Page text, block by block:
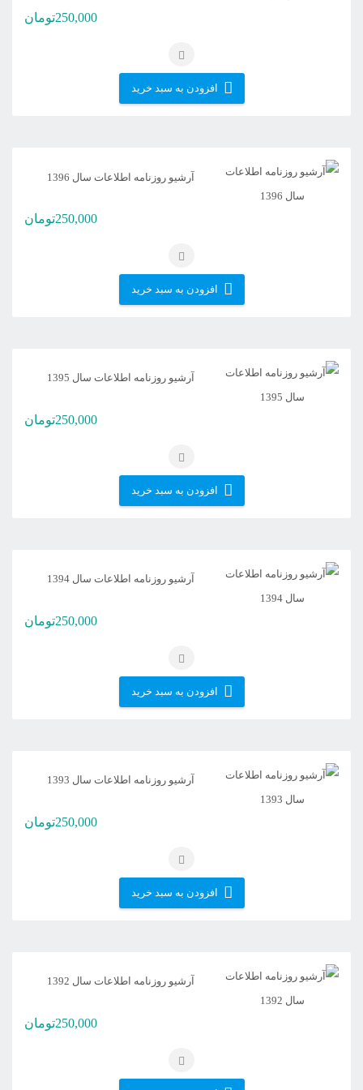
250,000تومان
افزودن به سبد خرید
آرشیو روزنامه اطلاعات سال 1396
250,000تومان
افزودن به سبد خرید
آرشیو روزنامه اطلاعات سال 1395
250,000تومان
افزودن به سبد خرید
آرشیو روزنامه اطلاعات سال 1394
250,000تومان
افزودن به سبد خرید
آرشیو روزنامه اطلاعات سال 1393
250,000تومان
افزودن به سبد خرید
آرشیو روزنامه اطلاعات سال 1392
250,000تومان